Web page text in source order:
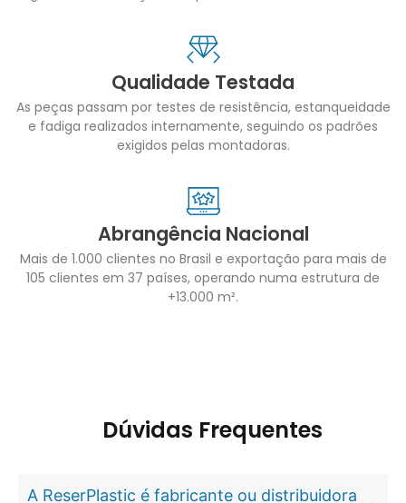
Qualidade Testada
As peças passam por testes de resistência, estanqueidade
e fadiga realizados internamente, seguindo os padrões
exigidos pelas montadoras.
Abrangência Nacional
Mais de 1.000 clientes no Brasil e exportação para mais de
105 clientes em 37 países, operando numa estrutura de
+13.000 m².
Dúvidas Frequentes
A ReserPlastic é fabricante ou distribuidora